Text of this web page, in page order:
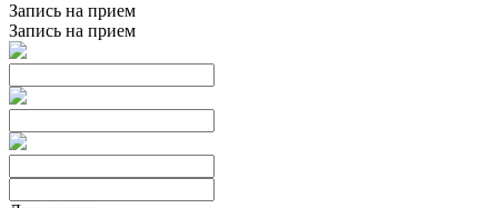
Запись на прием
Запись на прием